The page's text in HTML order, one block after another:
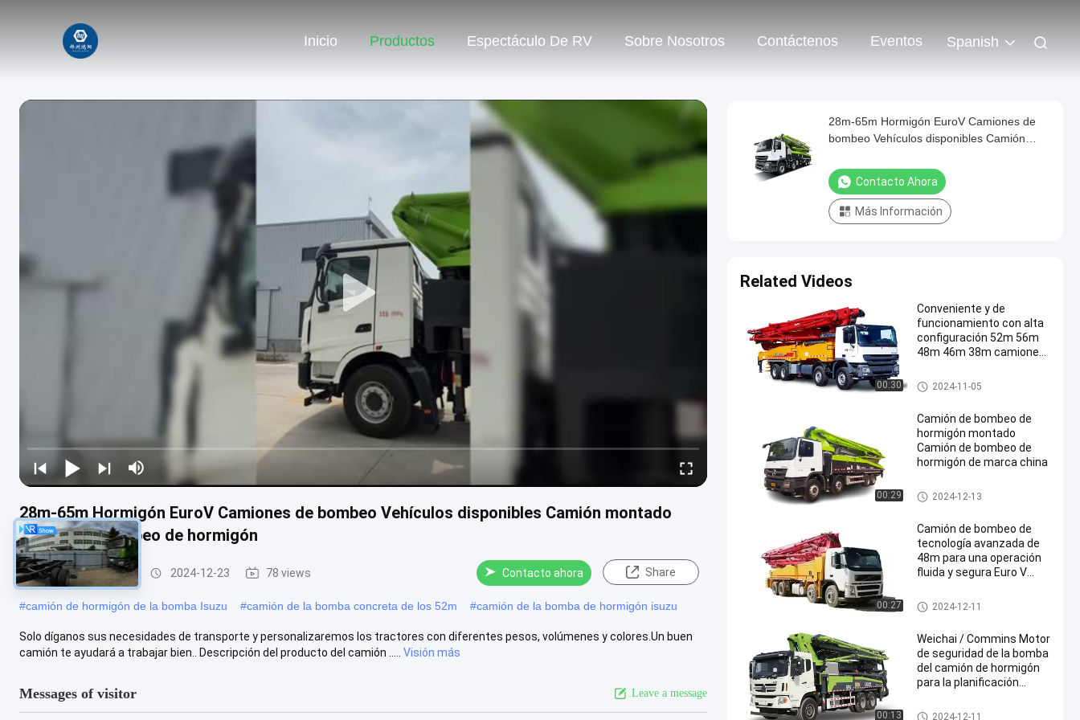
Inicio Productos Espectáculo De RV Sobre Nosotros Contáctenos Eventos Spanish
28m-65m Hormigón EuroV Camiones de bombeo Vehículos disponibles Camión montado
Camión de bombeo de hormigón
camión de bombeo 2024-12-23 78 views Contacto ahora Share
#camión de hormigón de la bomba Isuzu #camión de la bomba concreta de los 52m #camión de la bomba de hormigón isuzu
Solo díganos sus necesidades de transporte y personalizaremos los tractores con diferentes pesos, volúmenes y colores.Un buen
camión te ayudará a trabajar bien.. Descripción del producto del camión .....
Visión más
Messages of visitor Leave a message
28m-65m Hormigón EuroV Camiones de
bombeo Vehículos disponibles Camión
Contacto Ahora
Más Información
Related Videos
00:30
Conveniente y de
funcionamiento con alta
configuración 52m 56m
48m 46m 38m camiones
camión de bombeo
2024-11-05
00:29
Camión de bombeo de
hormigón montado
Camión de bombeo de
hormigón de marca china
camión de bombeo
2024-12-13
00:27
Camión de bombeo de
tecnología avanzada de
48m para una operación
fluida y segura Euro V
camión de bombeo
2024-12-11
00:13
Weichai / Commins Motor
de seguridad de la bomba
del camión de hormigón
para la planificación
de construcción
camión de bombeo
2024-12-11